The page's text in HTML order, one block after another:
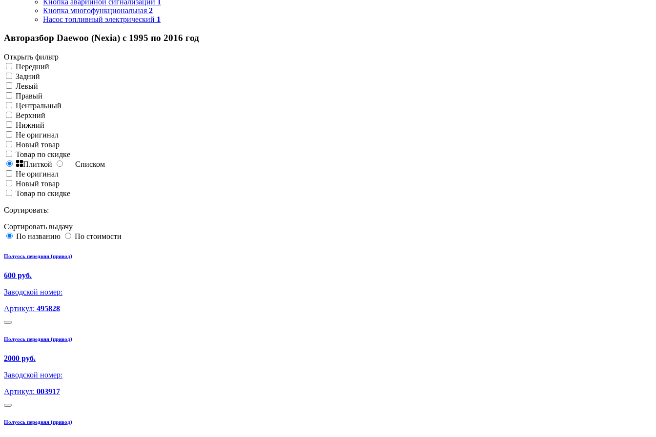
Кнопка многофункциональная 2
Насос топливный электрический 1
Авторазбор Daewoo (Nexia) с 1995 по 2016 год
Открыть фильтр
Передний
Задний
Левый
Правый
Центральный
Верхний
Нижний
Не оригинал
Новый товар
Товар по скидке
Плиткой
Списком
Не оригинал
Новый товар
Товар по скидке
Сортировать:
Сортировать выдачу
По названию
По стоимости
Полуось передняя (привод)
600 руб.
Заводской номер:
Артикул: 495828
Полуось передняя (привод)
2000 руб.
Заводской номер:
Артикул: 003917
Полуось передняя (привод)